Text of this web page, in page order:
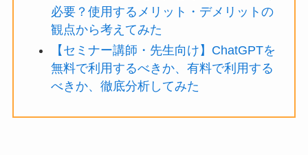
必要？使用するメリット・デメリットの
観点から考えてみた
【セミナー講師・先生向け】ChatGPTを
無料で利用するべきか、有料で利用する
べきか、徹底分析してみた